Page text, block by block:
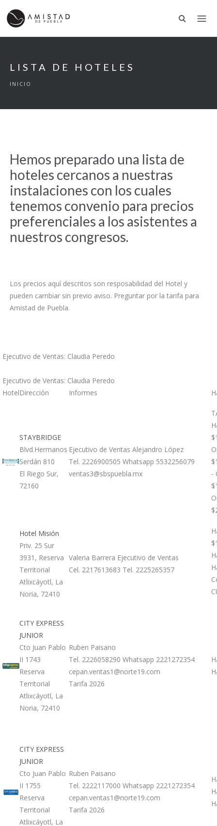
LISTA DE HOTELES
INICIO
Hemos preparado una lista de
hoteles cercanos a nuestras
instalaciones con los cuales
tenemos convenio para precios
preferenciales a los asistentes a
nuestros congresos.
Los precios aquí descritos son resposabilidad del Hotel y
pueden cambiar sin previo aviso. Preguntar por la tarifa para
Amistad de Puebla.
Ejecutivo de Ventas: Claudia Peredo
Ejecutivo de Ventas: Claudia Peredo
HotelDirección Informes
STAYBRIDGE
Blvd.Hermanos
Serdán 810
El Riego Sur,
72160
Ejecutivo de Ventas Alejandro López
Tel. 2226900505 Whatsapp 5532256079
ventas3@sbspuebla.mx
-
Hotel Misión
Priv. 25 Sur
3931, Reserva
Territorial
Atlixcáyotl, La
Noria, 72410
Valeria Barrera Ejecutivo de Ventas
Cel. 2217613683 Tel. 2225265357
CITY EXPRESS
JUNIOR
Cto Juan Pablo
II 1743
Reserva
Territorial
Atlixcáyotl, La
Noria, 72410
Ruben Paisano
Tel. 2226058290 Whatsapp 2221272354
cepan.ventas1@norte19.com
Tarifa 2026
CITY EXPRESS
JUNIOR
Cto Juan Pablo
II 1755
Reserva
Territorial
Atlixcáyotl, La
Ruben Paisano
Tel. 2222117000 Whatsapp 2221272354
cepan.ventas1@norte19.com
Tarifa 2026